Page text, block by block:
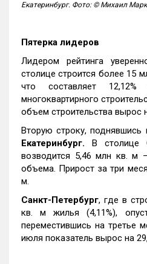
Екатеринбург. Фото: © Михаил
Пятерка лидеров
Лидером рейтинга
столице строится более 15
что составляет
многоквартирного
объем строительства вырос
Вторую строку,
Екатеринбург. В столице
возводится 5,46 млн кв. м
объема. Прирост за три
м.
Санкт-Петербург, где в
кв. м жилья (4,11%),
переместившись на третье
июля показатель вырос на